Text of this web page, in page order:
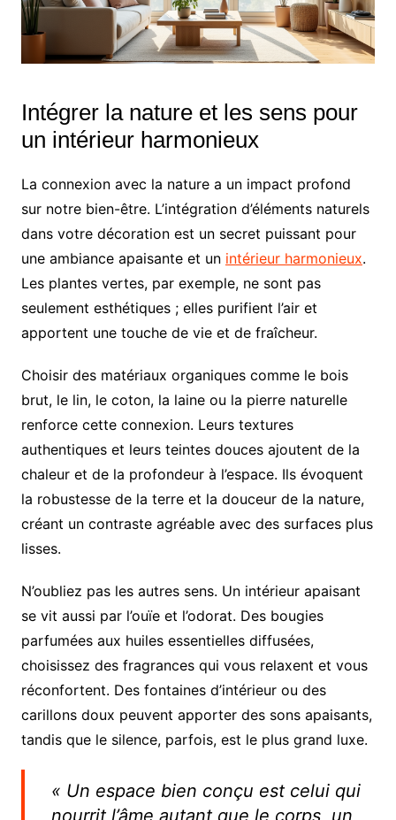
Intégrer la nature et les sens pour
un intérieur harmonieux
La connexion avec la nature a un impact profond
sur notre bien-être. L’intégration d’éléments naturels
dans votre décoration est un secret puissant pour
une ambiance apaisante et un intérieur harmonieux.
Les plantes vertes, par exemple, ne sont pas
seulement esthétiques ; elles purifient l’air et
apportent une touche de vie et de fraîcheur.
Choisir des matériaux organiques comme le bois
brut, le lin, le coton, la laine ou la pierre naturelle
renforce cette connexion. Leurs textures
authentiques et leurs teintes douces ajoutent de la
chaleur et de la profondeur à l’espace. Ils évoquent
la robustesse de la terre et la douceur de la nature,
créant un contraste agréable avec des surfaces plus
lisses.
N’oubliez pas les autres sens. Un intérieur apaisant
se vit aussi par l’ouïe et l’odorat. Des bougies
parfumées aux huiles essentielles diffusées,
choisissez des fragrances qui vous relaxent et vous
réconfortent. Des fontaines d’intérieur ou des
carillons doux peuvent apporter des sons apaisants,
tandis que le silence, parfois, est le plus grand luxe.
« Un espace bien conçu est celui qui
nourrit l’âme autant que le corps, un